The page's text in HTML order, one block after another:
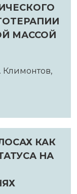
МАССОЙ
Климонтов,
КАК
НА